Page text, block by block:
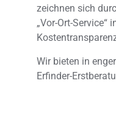
zeichnen sich
„Vor-Ort-
Wir bieten in
Erfinder-